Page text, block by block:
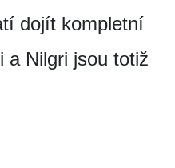
dojít kompletní
a Nilgri jsou totiž